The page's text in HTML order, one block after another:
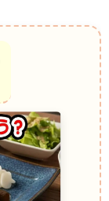
とろみドリンク
を使ったとろみの
ナモンやナツメグ
えるために飲まれ
、じんわりと身体
る葛湯風あった
う、白いんげんを
葛湯に近い質感を
が合わさり、やさ
わず笑みがこぼれ